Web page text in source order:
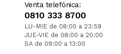
Venta telefónica:
0810 333 8700
LU-MIE de 08:00 a 23:59
JUE-VIE de 08:00 a 20:00
SA de 09:00 a 13:00